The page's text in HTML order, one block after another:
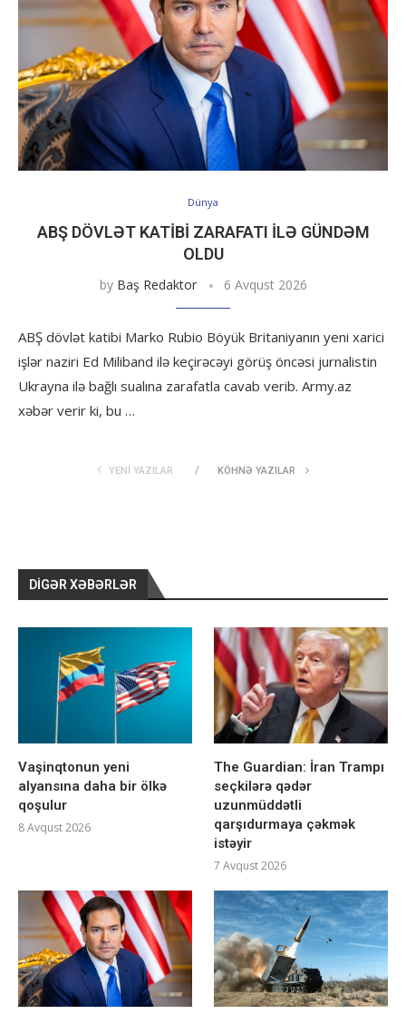
Dünya
ABŞ DÖVLƏT KATIBI ZARAFATI ILƏ GÜNDƏM
OLDU
by Baş Redaktor 6 Avqust 2026
ABŞ dövlət katibi Marko Rubio Böyük Britaniyanın yeni xarici
işlər naziri Ed Miliband ilə keçirəcəyi görüş öncəsi jurnalistin
Ukrayna ilə bağlı sualına zarafatla cavab verib. Army.az
xəbər verir ki, bu …
YENI YAZILAR KÖHNƏ YAZILAR
DIGƏR XƏBƏRLƏR
Vaşinqtonun yeni
alyansına daha bir ölkə
qoşulur
8 Avqust 2026
The Guardian: İran Trampı
seçkilərə qədər
uzunmüddətli
qarşıdurmaya çəkmək
istəyir
7 Avqust 2026